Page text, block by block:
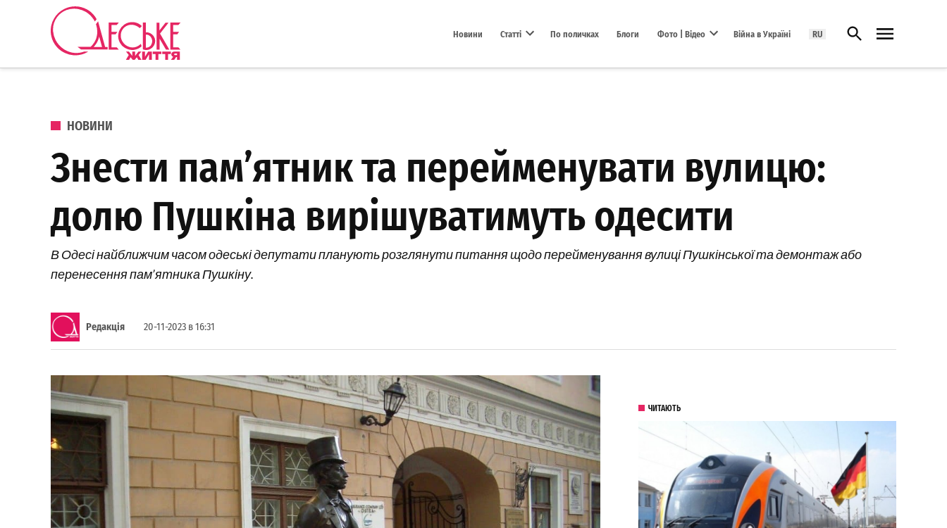
Перейти до вмісту
Новини Статті По поличках Блоги Фото | Відео Війна в Україні RU Відкрити пошук
ОПУБЛІКОВАНО В
НОВИНИ
Знести пам’ятник та перейменувати вулицю:
долю Пушкіна вирішуватимуть одесити
В Одесі найближчим часом одеські депутати планують розглянути питання щодо перейменування вулиці Пушкінської та демонтаж або
перенесення пам’ятника Пушкіну.
Редакція 20-11-2023 в 16:31
ЧИТАЮТЬ